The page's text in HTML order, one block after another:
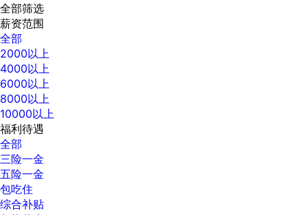
全部筛选
薪资范围
全部
2000以上
4000以上
6000以上
8000以上
10000以上
福利待遇
全部
三险一金
五险一金
包吃住
综合补贴